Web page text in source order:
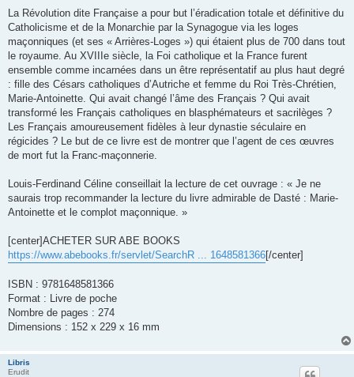
La Révolution dite Française a pour but l’éradication totale et définitive du
Catholicisme et de la Monarchie par la Synagogue via les loges
maçonniques (et ses « Arrières-Loges ») qui étaient plus de 700 dans tout
le royaume. Au XVIIIe siècle, la Foi catholique et la France furent
ensemble comme incarnées dans un être représentatif au plus haut degré
: fille des Césars catholiques d’Autriche et femme du Roi Très-Chrétien,
Marie-Antoinette. Qui avait changé l’âme des Français ? Qui avait
transformé les Français catholiques en blasphémateurs et sacrilèges ?
Les Français amoureusement fidèles à leur dynastie séculaire en
régicides ? Le but de ce livre est de montrer que l’agent de ces œuvres
de mort fut la Franc-maçonnerie.
Louis-Ferdinand Céline conseillait la lecture de cet ouvrage : « Je ne
saurais trop recommander la lecture du livre admirable de Dasté : Marie-
Antoinette et le complot maçonnique. »
[center]ACHETER SUR ABE BOOKS
https://www.abebooks.fr/servlet/SearchR ... 1648581366[/center]
ISBN : 9781648581366
Format : Livre de poche
Nombre de pages : 274
Dimensions : 152 x 229 x 16 mm
Libris
Erudit